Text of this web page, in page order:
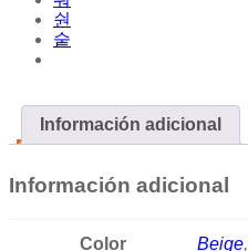
Información adicional
Información adicional
Color Beige,